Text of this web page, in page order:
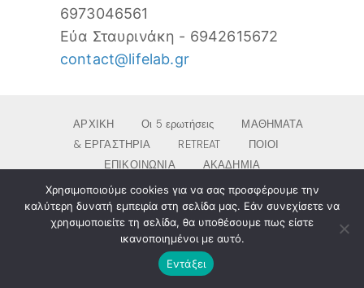
6973046561
Εύα Σταυρινάκη - 6942615672
contact@lifelab.gr
ΑΡΧΙΚΗ Οι 5 ερωτήσεις
ΜΑΘΗΜΑΤΑ
& ΕΡΓΑΣΤΗΡΙΑ
RETREAT
ΠΟΙΟΙ
ΕΠΙΚΟΙΝΩΝΙΑ
ΑΚΑΔΗΜΙΑ
Reserved
Χρησιμοποιούμε cookies για να σας προσφέρουμε την
καλύτερη δυνατή εμπειρία στη σελίδα μας. Εάν συνεχίσετε να
χρησιμοποιείτε τη σελίδα, θα υποθέσουμε πως είστε
ικανοποιημένοι με αυτό.
Εντάξει